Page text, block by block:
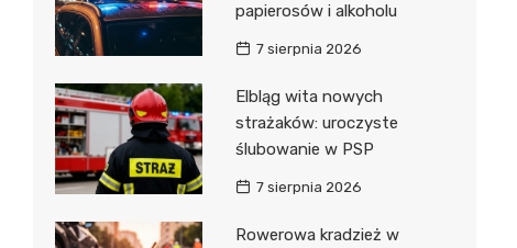
papierosów i alkoholu
7 sierpnia 2026
Elbląg wita nowych
strażaków: uroczyste
ślubowanie w PSP
7 sierpnia 2026
Rowerowa kradzież w